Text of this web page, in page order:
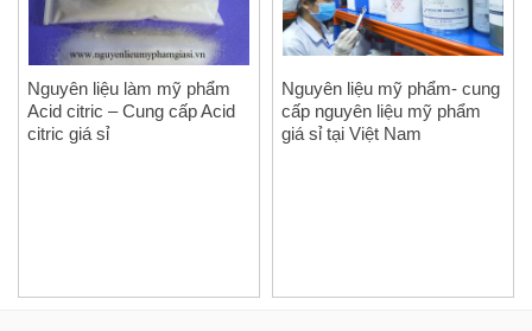
Nguyên liệu làm mỹ phẩm
Acid citric – Cung cấp Acid
citric giá sỉ
Nguyên liệu mỹ phẩm- cung
cấp nguyên liệu mỹ phẩm
giá sỉ tại Việt Nam